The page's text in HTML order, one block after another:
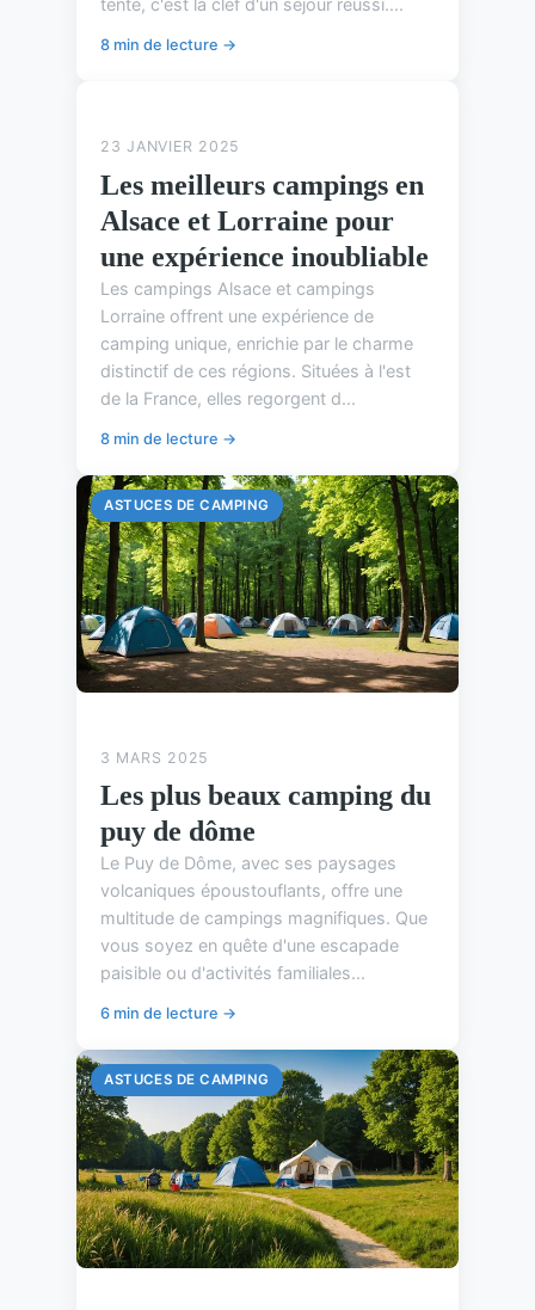
tente, c'est la clef d'un séjour réussi....
8 min de lecture →
23 JANVIER 2025
Les meilleurs campings en
Alsace et Lorraine pour
une expérience inoubliable
Les campings Alsace et campings
Lorraine offrent une expérience de
camping unique, enrichie par le charme
distinctif de ces régions. Situées à l'est
de la France, elles regorgent d...
8 min de lecture →
ASTUCES DE CAMPING
3 MARS 2025
Les plus beaux camping du
puy de dôme
Le Puy de Dôme, avec ses paysages
volcaniques époustouflants, offre une
multitude de campings magnifiques. Que
vous soyez en quête d'une escapade
paisible ou d'activités familiales...
6 min de lecture →
ASTUCES DE CAMPING